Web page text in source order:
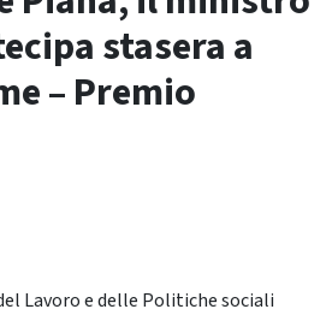
stasera a
– Premio
Lavoro e delle Politiche sociali